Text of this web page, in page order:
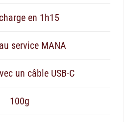
en 1h15
service MANA
un câble USB-C
100g